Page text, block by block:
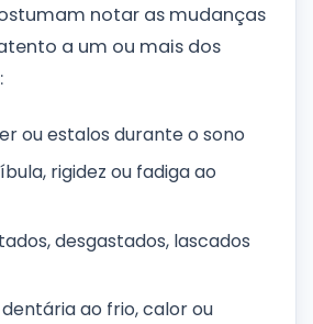
notar as mudanças
a um ou mais dos
ou estalos durante o sono
rigidez ou fadiga ao
desgastados, lascados
ao frio, calor ou